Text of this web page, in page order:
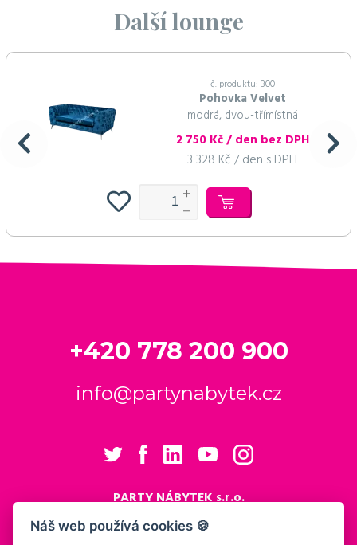
Náš web používá cookies 🍪
Další lounge
č. produktu: 300
Pohovka Velvet
modrá, dvou-třímístná
2 750 Kč / den bez DPH
3 328 Kč / den s DPH
+420 778 200 900
info@partynabytek.cz
PARTY NÁBYTEK s.r.o.
Cukrovarská 984
Logistický areál Cukrovar Čakovice